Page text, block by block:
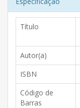
Título
Autor(a)
ISBN
Código de
Barras